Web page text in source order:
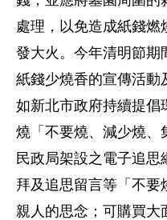
處理，以免造成紙錢燃
發大火。今年清明節期
紙錢少燒香的宣傳活動
如新北市政府持續提倡
燒「不要燒、減少燒、
民政局架設之電子追
拜及追思留言等「不
親人的思念；可購買大